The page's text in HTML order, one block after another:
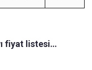
fiyat listesi…